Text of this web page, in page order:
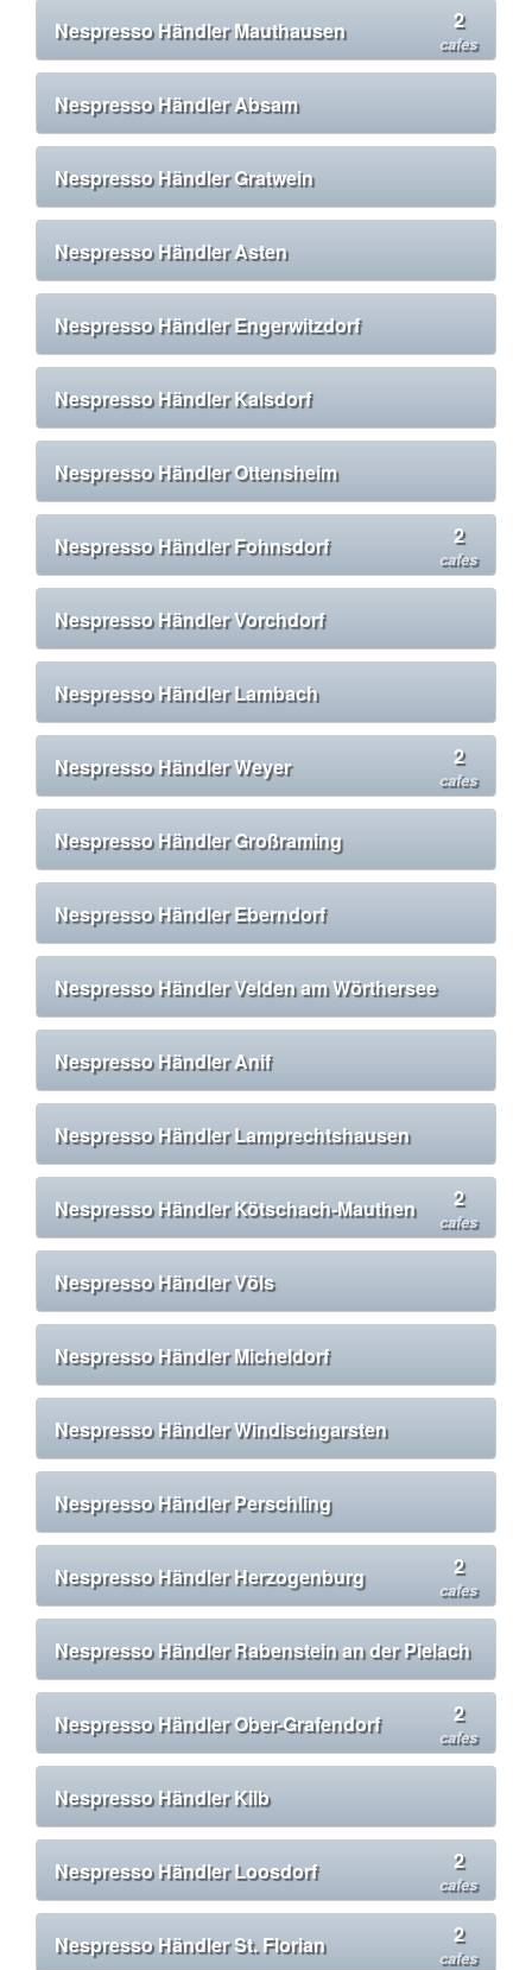
Nespresso Händler Mauthausen 2
cafes
Nespresso Händler Absam
Nespresso Händler Gratwein
Nespresso Händler Asten
Nespresso Händler Engerwitzdorf
Nespresso Händler Kalsdorf
Nespresso Händler Ottensheim
Nespresso Händler Fohnsdorf 2
cafes
Nespresso Händler Vorchdorf
Nespresso Händler Lambach
Nespresso Händler Weyer 2
cafes
Nespresso Händler Großraming
Nespresso Händler Eberndorf
Nespresso Händler Velden am Wörthersee
Nespresso Händler Anif
Nespresso Händler Lamprechtshausen
Nespresso Händler Kötschach-Mauthen 2
cafes
Nespresso Händler Völs
Nespresso Händler Micheldorf
Nespresso Händler Windischgarsten
Nespresso Händler Perschling
Nespresso Händler Herzogenburg 2
cafes
Nespresso Händler Rabenstein an der Pielach
Nespresso Händler Ober-Grafendorf 2
cafes
Nespresso Händler Kilb
Nespresso Händler Loosdorf 2
cafes
Nespresso Händler St. Florian 2
cafes